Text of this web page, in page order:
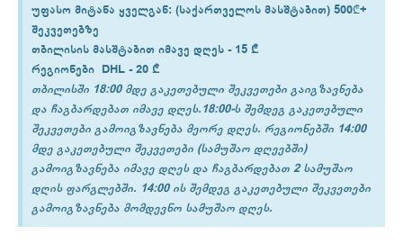
უფასო მიტანა ყველგან: (საქართველოს მასშტაბით) 500₾+
შეკვეთებზე
თბილისის მასშტაბით იმავე დღეს -15 ₾
რეგიონები DHL -20 ₾
თბილისში 18:00 მდე გაკეთებული შეკვეთები გაიგზავნება
და ჩაგბარდებათ იმავე დღეს.18:00-ს შემდეგ გაკეთებული
შეკვეთები გამოიგზავნება მეორე დღეს. რეგიონებში 14:00
მდე გაკეთებული შეკვეთები (სამუშაო დღეებში)
გამოიგზავნება იმავე დღეს და ჩაგბარდებათ 2 სამუშაო
დღის ფარგლებში. 14:00 ის შემდეგ გაკეთებული შეკვეთები
გამოიგზავნება მომდევნო სამუშაო დღეს.